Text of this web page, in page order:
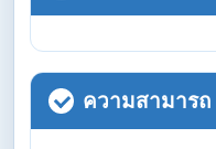
ความสามารถ